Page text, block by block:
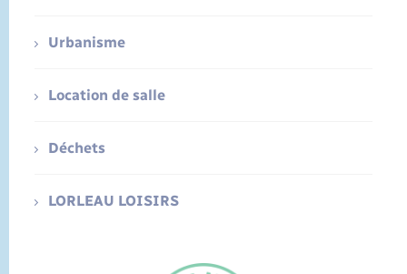
Urbanisme
Location de salle
Déchets
LORLEAU LOISIRS